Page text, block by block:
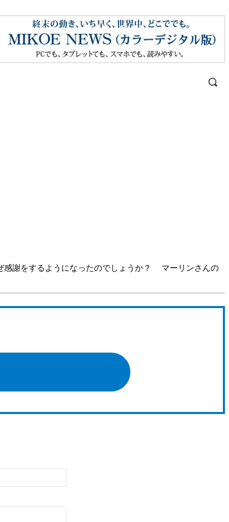
感謝をするようになったのでしょうか？ マーリンさんの